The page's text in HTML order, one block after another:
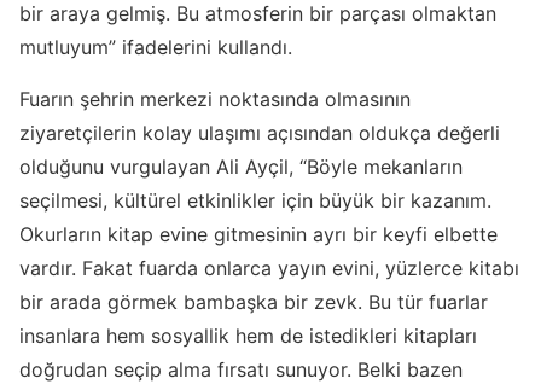
bir araya gelmiş. Bu atmosferin bir parçası olmaktan
mutluyum” ifadelerini kullandı.
Fuarın şehrin merkezi noktasında olmasının
ziyaretçilerin kolay ulaşımı açısından oldukça değerli
olduğunu vurgulayan Ali Ayçil, “Böyle mekanların
seçilmesi, kültürel etkinlikler için büyük bir kazanım.
Okurların kitap evine gitmesinin ayrı bir keyfi elbette
vardır. Fakat fuarda onlarca yayın evini, yüzlerce kitabı
bir arada görmek bambaşka bir zevk. Bu tür fuarlar
insanlara hem sosyallik hem de istedikleri kitapları
doğrudan seçip alma fırsatı sunuyor. Belki bazen